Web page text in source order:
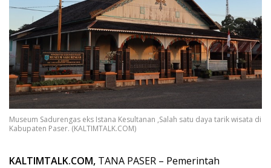
Museum Sadurengas eks Istana Kesultanan ,Salah satu daya tarik wisata di
Kabupaten Paser. (KALTIMTALK.COM)
KALTIMTALK.COM, TANA PASER – Pemerintah